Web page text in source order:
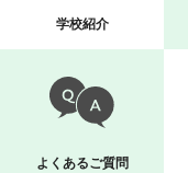
学校紹介
よくあるご質問